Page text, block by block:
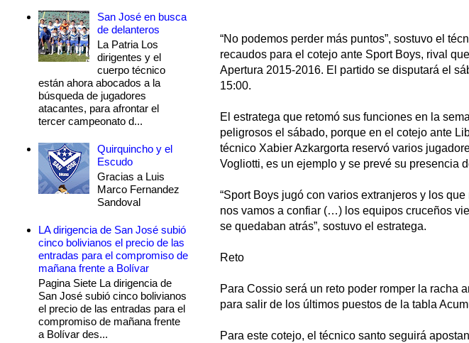
“No podemos perder más puntos”, sostuvo el
recaudos para el cotejo ante Sport Boys, rival
Apertura 2015-2016. El partido se disputará el
15:00.
El estratega que retomó sus funciones en la
peligrosos el sábado, porque en el cotejo ante
técnico Xabier Azkargorta reservó varios
Vogliotti, es un ejemplo y se prevé su presencia
“Sport Boys jugó con varios extranjeros y los
nos vamos a confiar (…) los equipos cruceños
se quedaban atrás”, sostuvo el estratega.
Reto
Para Cossio será un reto poder romper la racha
para salir de los últimos puestos de la tabla
Para este cotejo, el técnico santo seguirá
San José en busca
de delanteros
La Patria Los
dirigentes y el
cuerpo técnico
están ahora abocados a la
búsqueda de jugadores
atacantes, para afrontar el
tercer campeonato d...
Quirquincho y el
Escudo
Gracias a Luis
Marco Fernandez
Sandoval
LA dirigencia de San José subió
cinco bolivianos el precio de las
entradas para el compromiso de
mañana frente a Bolívar
Pagina Siete La dirigencia de
San José subió cinco bolivianos
el precio de las entradas para el
compromiso de mañana frente
a Bolívar des...